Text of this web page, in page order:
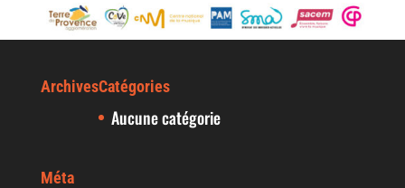
ArchivesCatégories
Aucune catégorie
Méta